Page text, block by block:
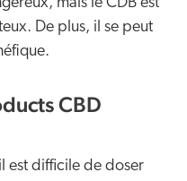
De plus, il se peut
CBD
est difficile de doser